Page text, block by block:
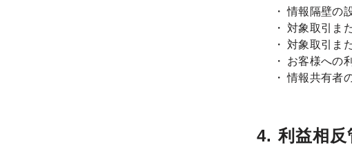
情報隔壁の
対象取引ま
対象取引ま
お客様への
情報共有者
4. 利益相反